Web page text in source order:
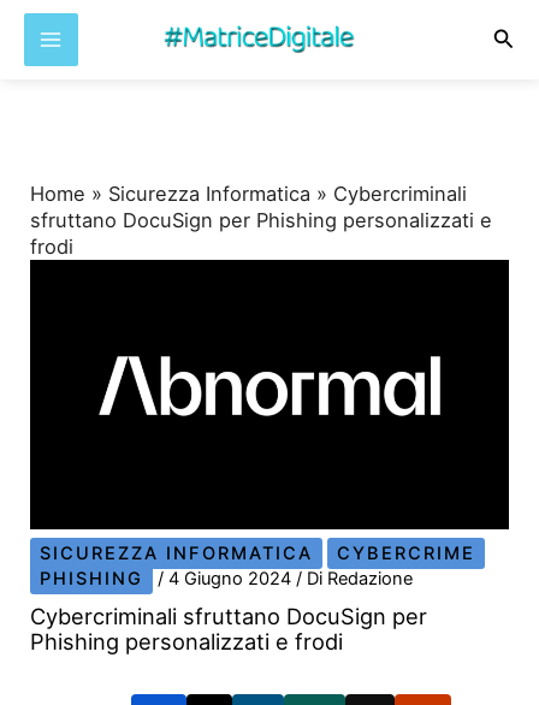
Home » Sicurezza Informatica » Cybercriminali
sfruttano DocuSign per Phishing personalizzati e
frodi
SICUREZZA INFORMATICA
CYBERCRIME
PHISHING
/4 Giugno 2024/ Di Redazione
Cybercriminali sfruttano DocuSign per
Phishing personalizzati e frodi